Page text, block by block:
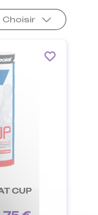
Choisir
CUP